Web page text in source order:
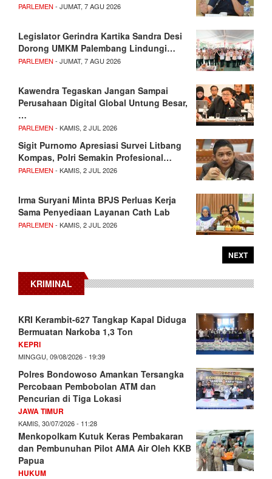
PARLEMEN - JUMAT, 7 AGU 2026
Legislator Gerindra Kartika Sandra Desi
Dorong UMKM Palembang Lindungi…
PARLEMEN - JUMAT, 7 AGU 2026
Kawendra Tegaskan Jangan Sampai
Perusahaan Digital Global Untung Besar,
…
PARLEMEN - KAMIS, 2 JUL 2026
Sigit Purnomo Apresiasi Survei Litbang
Kompas, Polri Semakin Profesional…
PARLEMEN - KAMIS, 2 JUL 2026
Irma Suryani Minta BPJS Perluas Kerja
Sama Penyediaan Layanan Cath Lab
PARLEMEN - KAMIS, 2 JUL 2026
NEXT
KRIMINAL
KRI Kerambit-627 Tangkap Kapal Diduga
Bermuatan Narkoba 1,3 Ton
KEPRI
MINGGU, 09/08/2026 - 19:39
Polres Bondowoso Amankan Tersangka
Percobaan Pembobolan ATM dan
Pencurian di Tiga Lokasi
JAWA TIMUR
KAMIS, 30/07/2026 - 11:28
Menkopolkam Kutuk Keras Pembakaran
dan Pembunuhan Pilot AMA Air Oleh KKB
Papua
HUKUM